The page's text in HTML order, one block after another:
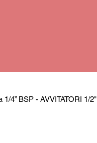
4” BSP - AVVITATORI 1/2"